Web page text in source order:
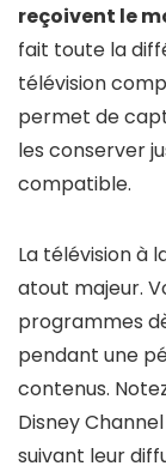
reçoivent le
fait toute la
télévision
permet de
les conserver
compatible.
La télévision à
atout majeur.
programmes
pendant une
contenus.
Disney
suivant leur